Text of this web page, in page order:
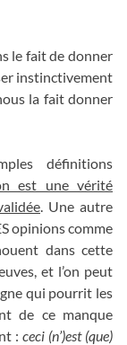
le fait de donner
instinctivement
la fait donner
définitions
est une vérité
. Une autre
opinions comme
dans cette
et l’on peut
qui pourrit les
de ce manque
: ceci (n’)est (que)